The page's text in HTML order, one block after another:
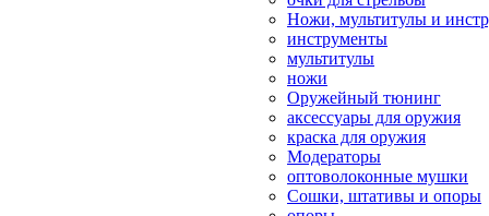
Ножи, мультитулы и
инструменты
мультитулы
ножи
Оружейный тюнинг
аксессуары для оружия
краска для оружия
Модераторы
оптоволоконные мушки
Сошки, штативы и опоры